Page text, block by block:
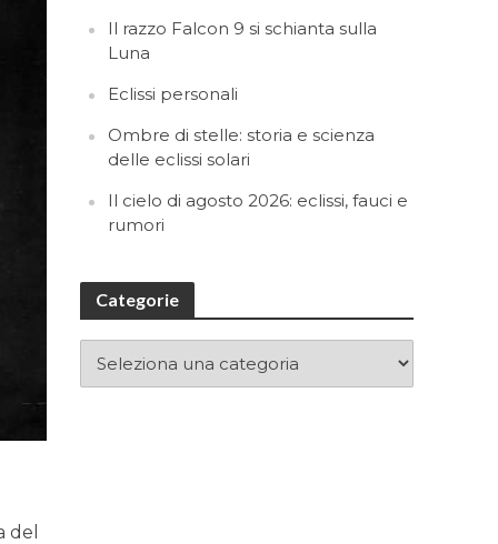
del
Il razzo Falcon 9 si schianta sulla
Luna
Eclissi personali
Ombre di stelle: storia e scienza
delle eclissi solari
Il cielo di agosto 2026: eclissi, fauci e
rumori
Categorie